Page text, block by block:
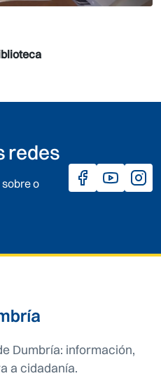
redes
o
Dumbría: información,
a cidadanía.